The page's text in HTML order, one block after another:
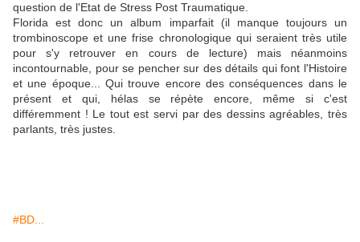
question de l'Etat de Stress Post Traumatique.
Florida est donc un album imparfait (il manque toujours un
trombinoscope et une frise chronologique qui seraient très utile
pour s'y retrouver en cours de lecture) mais néanmoins
incontournable, pour se pencher sur des détails qui font l'Histoire
et une époque... Qui trouve encore des conséquences dans le
présent et qui, hélas se répète encore, même si c'est
différemment ! Le tout est servi par des dessins agréables, très
parlants, très justes.
#BD...